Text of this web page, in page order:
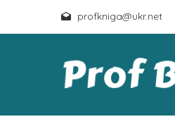
profkniga@ukr.net